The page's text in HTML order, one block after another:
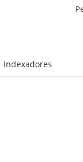
Indexadores